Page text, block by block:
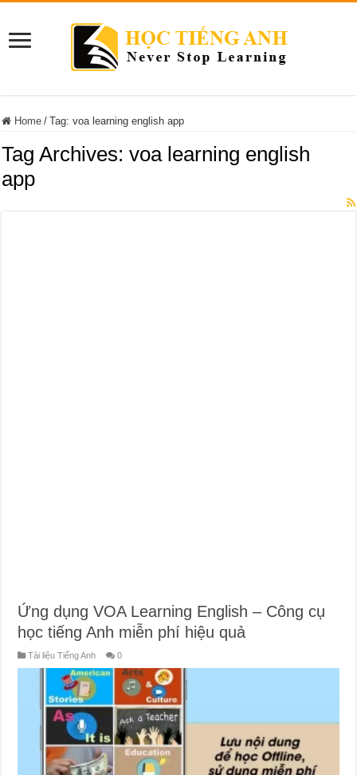
Home / Tag:voa learning english app
Tag Archives:voa learning english
app
Ứng dụng VOA Learning English – Công cụ
học tiếng Anh miễn phí hiệu quả
Tài liệu Tiếng Anh 0